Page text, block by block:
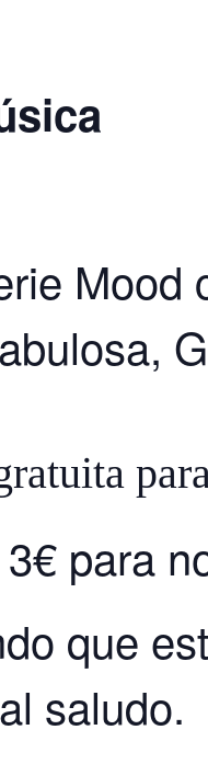
Mood
para
que
saludo.